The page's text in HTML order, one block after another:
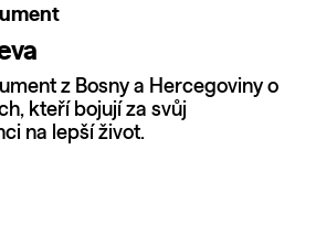
z Bosny a Hercegoviny o
kteří bojují za svůj
na lepší život.